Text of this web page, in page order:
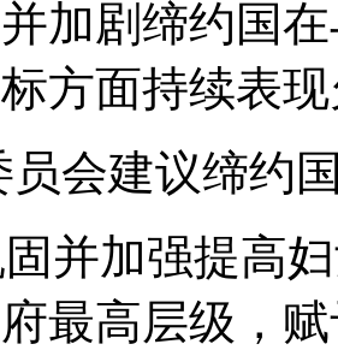
加剧缔约国
方面持续表
员会建议缔约
固并加强提高
最高层级，